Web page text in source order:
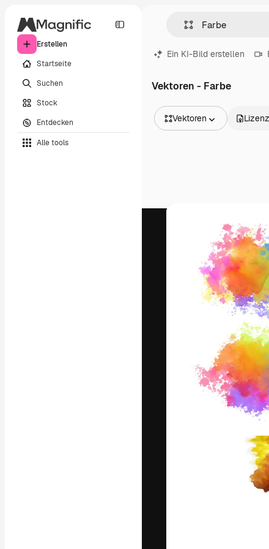
Erstellen
Startseite
Suchen
Stock
Entdecken
Alle tools
Ein KI-Bild erstellen
Vektoren - Farbe
Vektoren
Videos
Motion Graphics
Videovorlagen
3D-Modelle
Schriftarten
Lizenz
Die kreative
Arbeit zu
Abonnenten
Agenturen
Deutsch
Copyright ©